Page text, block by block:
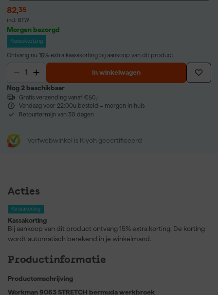
82,35
incl. BTW
Morgen bezorgd
Kassakorting
Ontvang nu 15% extra kassakorting bij aankoop van dit product.
In winkelwagen
Nog 2 beschikbaar
Gratis verzending vanaf €50,-
Vandaag voor 22:00u besteld = morgen in huis
Retourtermijn van 30 dagen
Verfwebwinkel is Kiyoh gecertificeerd
Acties
Kassakorting
Kassakorting
Bij aankoop van dit product ontvang 15% extra korting. De korting
wordt automatisch berekend in je winkelmand.
Productinformatie
Productomschrijving
Workman 9063 STRETCH bermuda werkbroek